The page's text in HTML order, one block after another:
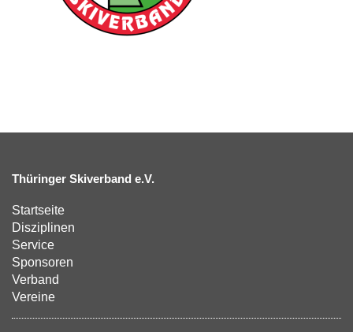
Thüringer Skiverband e.V.
Startseite
Disziplinen
Service
Sponsoren
Verband
Vereine